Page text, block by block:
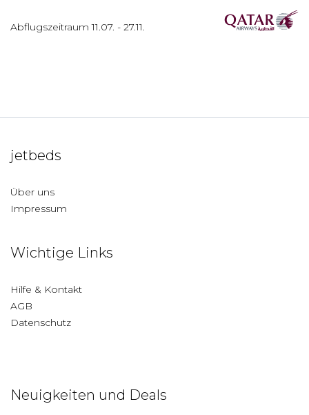
Abflugszeitraum11.07. - 27.11.
jetbeds
Über uns
Impressum
Wichtige Links
Hilfe & Kontakt
AGB
Datenschutz
Neuigkeiten und Deals